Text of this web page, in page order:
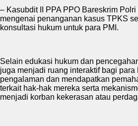
– Kasubdit II PPA PPO Bareskrim
mengenai penanganan kasus TPKS
konsultasi hukum untuk para PMI.
Selain edukasi hukum dan
juga menjadi ruang interaktif bagi para
pengalaman dan mendapatkan
terkait hak-hak mereka serta
menjadi korban kekerasan atau